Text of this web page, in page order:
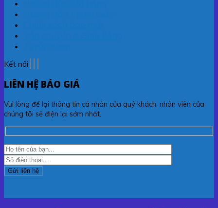
Kết nối
LIÊN HỆ BÁO GIÁ
Vui lòng để lại thông tin cá nhân của quý khách, nhân viên của
chúng tôi sẽ điện lại sớm nhất.